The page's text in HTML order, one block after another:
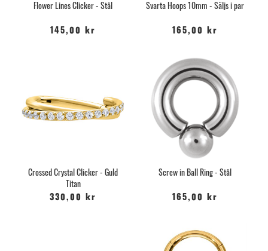
Flower Lines Clicker - Stål
145,00 kr
Svarta Hoops 10mm - Säljs i par
165,00 kr
Crossed Crystal Clicker - Guld
Titan
330,00 kr
Screw in Ball Ring - Stål
165,00 kr